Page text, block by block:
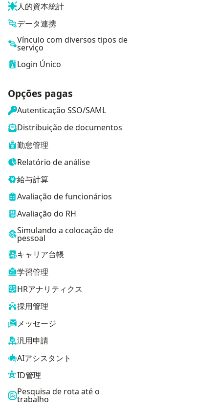
人的資本統計
データ連携
Vínculo com diversos tipos de
serviço
Login Único
Opções pagas
Autenticação SSO/SAML
Distribuição de documentos
勤怠管理
Relatório de análise
給与計算
Avaliação de funcionários
Avaliação do RH
Simulando a colocação de
pessoal
キャリア台帳
学習管理
HRアナリティクス
採用管理
メッセージ
汎用申請
AIアシスタント
ID管理
Pesquisa de rota até o
trabalho